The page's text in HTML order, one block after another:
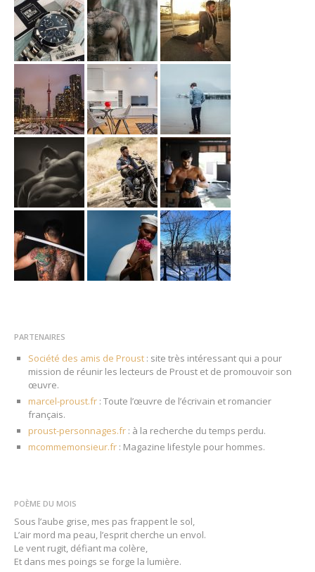
PARTENAIRES
Société des amis de Proust: site très intéressant qui a pour
mission de réunir les lecteurs de Proust et de promouvoir son
œuvre.
marcel-proust.fr: Toute l’œuvre de l’écrivain et romancier
français.
proust-personnages.fr: à la recherche du temps perdu.
mcommemonsieur.fr: Magazine lifestyle pour hommes.
POÈME DU MOIS
Sous l’aube grise, mes pas frappent le sol,
L’air mord ma peau, l’esprit cherche un envol.
Le vent rugit, défiant ma colère,
Et dans mes poings se forge la lumière.